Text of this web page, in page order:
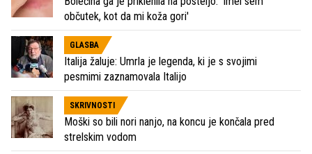
občutek, kot da mi koža gori'
GLASBA
Italija žaluje: Umrla je legenda, ki je s svojimi
pesmimi zaznamovala Italijo
SKRIVNOSTI
Moški so bili nori nanjo, na koncu je končala pred
strelskim vodom